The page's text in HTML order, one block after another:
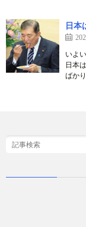
日本
いよ
日本
ばか